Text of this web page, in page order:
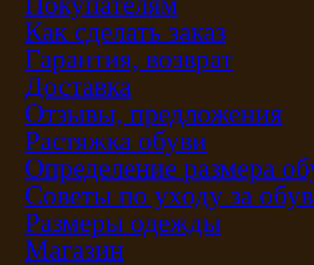
Как сделать заказ
Гарантия, возврат
Доставка
Отзывы, предложения
Растяжка обуви
Определение размера
Советы по уходу за
Размеры одежды
Магазин